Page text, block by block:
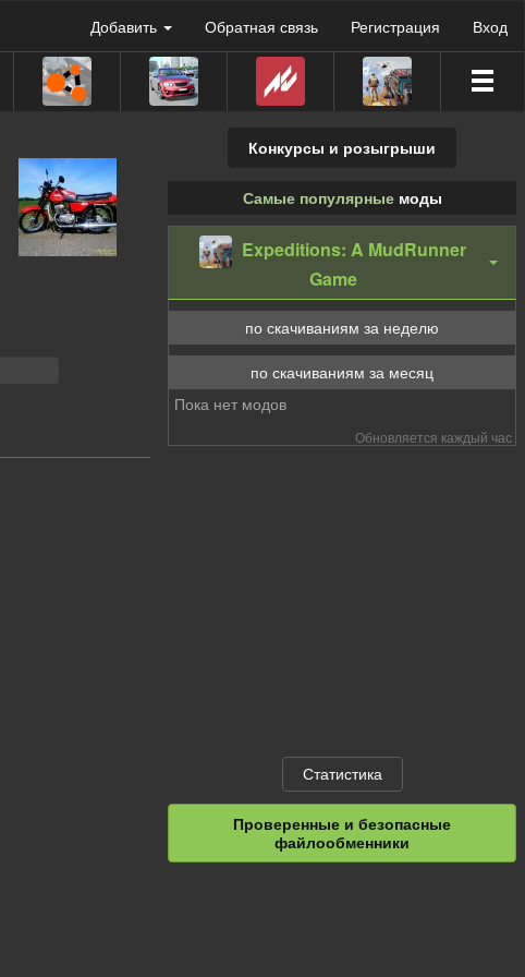
Добавить Обратная связь Регистрация Вход
Конкурсы и розыгрыши
Самые популярныемоды
Expeditions: A MudRunner
Game
по скачиваниям за неделю
по скачиваниям за месяц
Пока нет модов
Обновляется каждый час
Статистика
Проверенные и безопасные
файлообменники